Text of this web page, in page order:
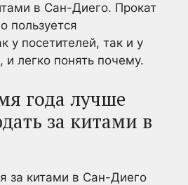
в Сан-Диего. Прокат
пользуется
у посетителей, так и у
легко понять почему.
года лучше
за китами в
за китами в Сан-Диего